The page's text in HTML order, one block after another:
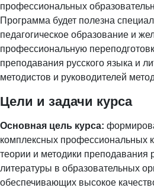
профессиональных
Программа будет полезна
педагогическое образование и
профессиональную
преподавания русского языка и
методистов и руководителей
Цели и задачи курса
Основная цель курса:
комплексных профессиональных
теории и методики преподавания
литературы в образовательных
обеспечивающих высокое